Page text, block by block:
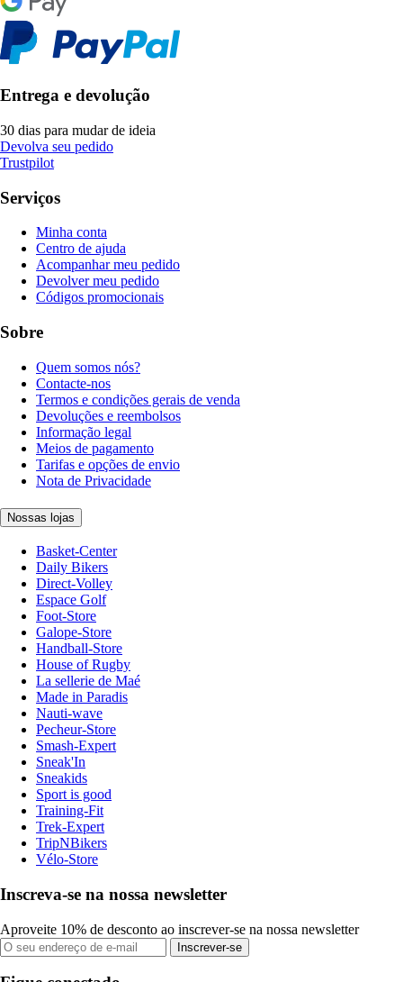
Entrega e devolução
30 dias para mudar de ideia
Devolva seu pedido
Trustpilot
Serviços
Minha conta
Centro de ajuda
Acompanhar meu pedido
Devolver meu pedido
Códigos promocionais
Sobre
Quem somos nós?
Contacte-nos
Termos e condições gerais de venda
Devoluções e reembolsos
Informação legal
Meios de pagamento
Tarifas e opções de envio
Nota de Privacidade
Nossas lojas
Basket-Center
Daily Bikers
Direct-Volley
Espace Golf
Foot-Store
Galope-Store
Handball-Store
House of Rugby
La sellerie de Maé
Made in Paradis
Nauti-wave
Pecheur-Store
Smash-Expert
Sneak'In
Sneakids
Sport is good
Training-Fit
Trek-Expert
TripNBikers
Vélo-Store
Inscreva-se na nossa newsletter
Aproveite 10% de desconto ao inscrever-se na nossa newsletter
Inscrever-se